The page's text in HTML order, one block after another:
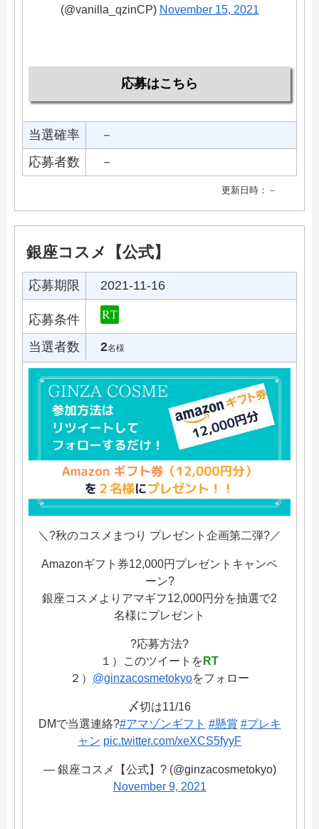
(@vanilla_qzinCP) November 15, 2021
応募はこちら
当選確率
－
応募者数
－
更新日時：－
銀座コスメ【公式】
応募期限 2021-11-16
応募条件
当選者数
2名様
＼?秋のコスメまつり プレゼント企画第二弾?／
Amazonギフト券12,000円プレゼントキャンペ
ーン?
銀座コスメよりアマギフ12,000円分を抽選で2
名様にプレゼント
?応募方法?
１）このツイートを RT
２） @ginzacosmetokyoをフォロー
〆切は11/16
DMで当選連絡?#アマゾンギフト #懸賞 #プレキ
ャン pic.twitter.com/xeXCS5fyyF
— 銀座コスメ【公式】? (@ginzacosmetokyo)
November 9, 2021